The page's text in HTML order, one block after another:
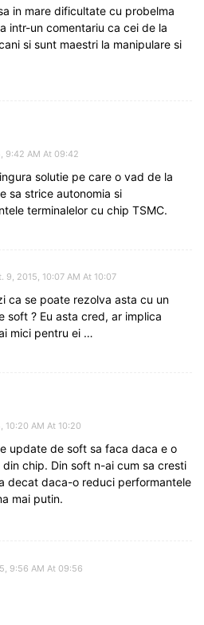
in mare dificultate cu probelma
intr-un comentariu ca cei de la
si sunt maestri la manipulare si
9:42 AM At 09:42
solutie pe care o vad de la
sa strice autonomia si
terminalelor cu chip TSMC.
9, 2015, 10:07 AM At 10:07
ca se poate rezolva asta cu un
soft ? Eu asta cred, ar implica
mici pentru ei …
10:20 AM At 10:20
update de soft sa faca daca e o
din chip. Din soft n-ai cum sa cresti
decat daca-o reduci performantele
mai putin.
9:56 AM At 09:56